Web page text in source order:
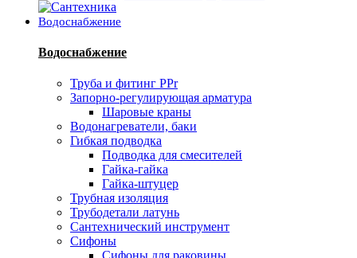
Водоснабжение
Водоснабжение
Труба и фитинг PPr
Запорно-регулирующая арматура
Шаровые краны
Водонагреватели, баки
Гибкая подводка
Подводка для смесителей
Гайка-гайка
Гайка-штуцер
Трубная изоляция
Трубодетали латунь
Сантехнический инструмент
Сифоны